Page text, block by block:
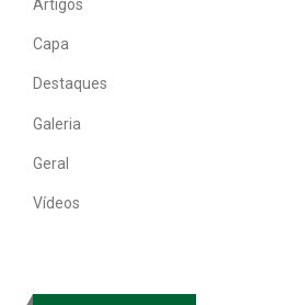
Artigos
Capa
Destaques
Galeria
Geral
Vídeos